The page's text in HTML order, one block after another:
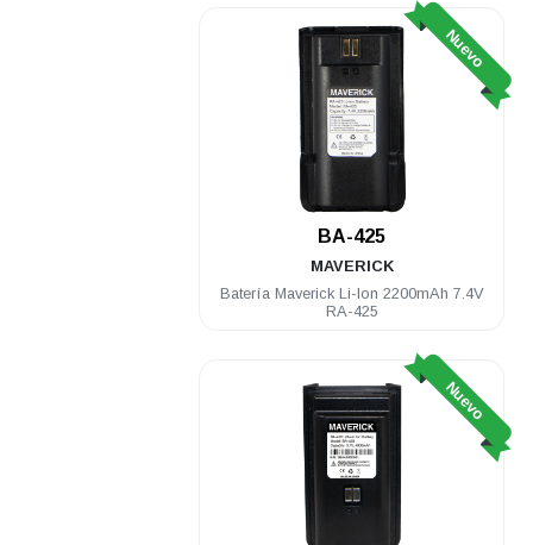
Nuevo
BA-425
MAVERICK
Batería Maverick Li-Ion 2200mAh 7.4V
RA-425
Nuevo